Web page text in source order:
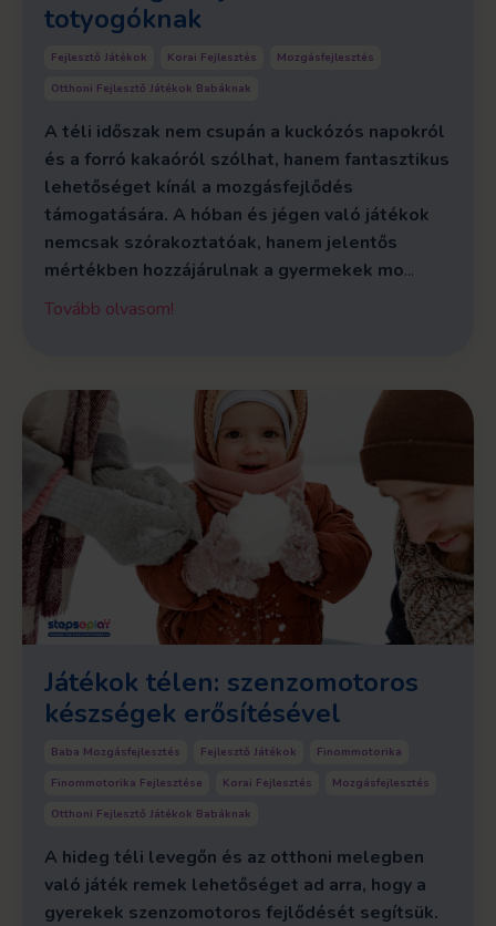
totyogóknak
Fejlesztő Játékok Korai Fejlesztés
Mozgásfejlesztés
Otthoni Fejlesztő Játékok Babáknak
A téli időszak nem csupán a kuckózós napokról
és a forró kakaóról szólhat, hanem fantasztikus
lehetőséget kínál a mozgásfejlődés
támogatására. A hóban és jégen való játékok
nemcsak szórakoztatóak, hanem jelentős
mértékben hozzájárulnak a gyermekek mo...
Tovább olvasom!
Játékok télen: szenzomotoros
készségek erősítésével
Baba Mozgásfejlesztés Fejlesztő Játékok
Finommotorika
Finommotorika Fejlesztése
Korai Fejlesztés
Mozgásfejlesztés
Otthoni Fejlesztő Játékok Babáknak
A hideg téli levegőn és az otthoni melegben
való játék remek lehetőséget ad arra, hogy a
gyerekek szenzomotoros fejlődését segítsük.